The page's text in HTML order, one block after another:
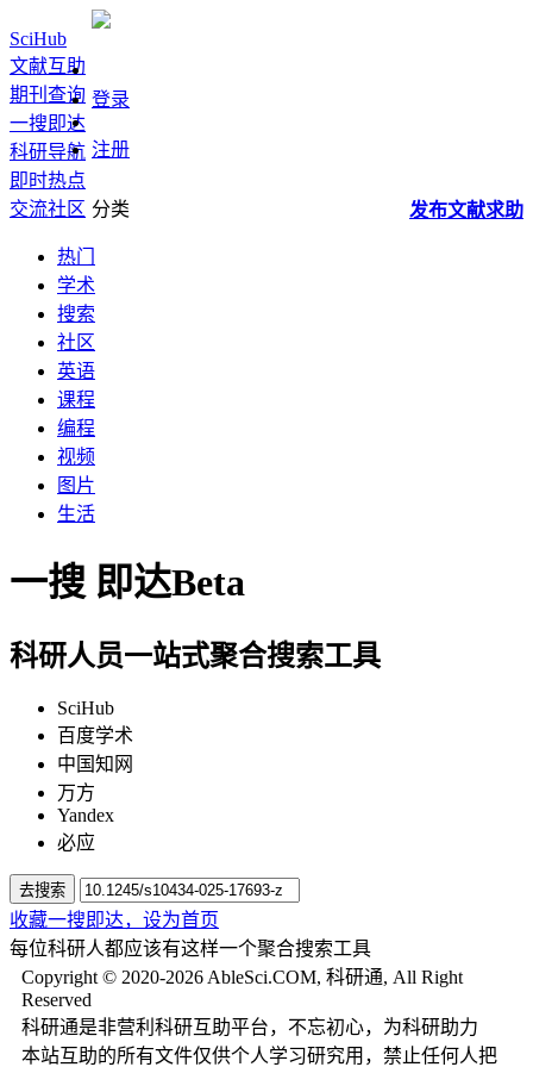
SciHub
文献互助
期刊查询
一搜即达
科研导航
即时热点
交流社区
登录
注册
发布文献求助
分类
热门
学术
搜索
社区
英语
课程
编程
视频
图片
生活
一搜 即达Beta
科研人员一站式聚合搜索工具
SciHub
百度学术
中国知网
万方
Yandex
必应
去搜索
收藏一搜即达， 设为首页
每位科研人都应该有这样一个聚合搜索工具
Copyright © 2020-2026 AbleSci.COM, 科研通, All Right
Reserved
科研通是非营利科研互助平台，不忘初心，为科研助力
本站互助的所有文件仅供个人学习研究用，禁止任何人把